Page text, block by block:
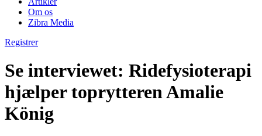
Om os
Zibra Media
Registrer
Se interviewet: Ridefysioterapi
hjælper toprytteren Amalie
König